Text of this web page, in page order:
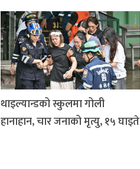
थाइल्यान्डको स्कुलमा गोली
हानाहान, चार जनाको मृत्यु, १५ घाइते